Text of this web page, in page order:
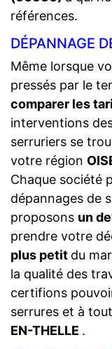
références.
DÉPANNAGE
Même lorsque
pressés par le
comparer les
interventions
serruriers se
votre région
Chaque société
dépannages de
proposons un
prendre votre
plus petit du
la qualité des
certifions
serrures et à
EN-THELLE .